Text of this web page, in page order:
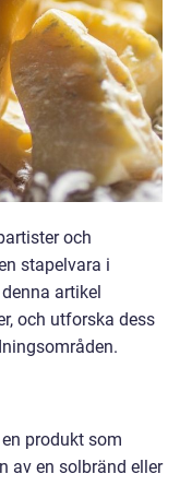
och
stapelvara i
artikel
och utforska dess
produkt som
av en solbränd eller